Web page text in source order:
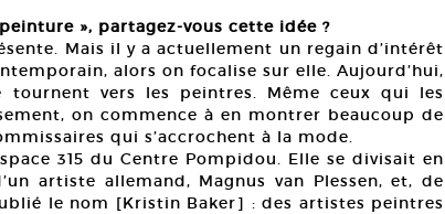
», partagez-vous cette idée ?
Mais il y a actuellement un regain d’intérêt
alors on focalise sur elle. Aujourd’hui,
vers les peintres. Même ceux qui les
on commence à en montrer beaucoup de
qui s’accrochent à la mode.
315 du Centre Pompidou. Elle se divisait en
artiste allemand, Magnus van Plessen, et, de
le nom [Kristin Baker] : des artistes peintres